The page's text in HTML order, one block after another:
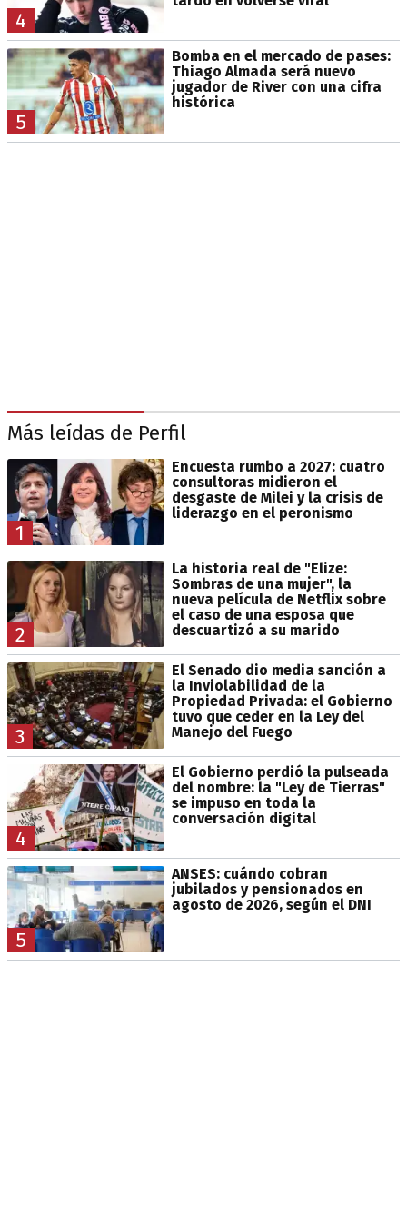
4
5
Bomba en el mercado de pases:
Thiago Almada será nuevo
jugador de River con una cifra
histórica
Más leídas de Perfil
1
Encuesta rumbo a 2027: cuatro
consultoras midieron el
desgaste de Milei y la crisis de
liderazgo en el peronismo
2
La historia real de "Elize:
Sombras de una mujer", la
nueva película de Netflix sobre
el caso de una esposa que
descuartizó a su marido
3
El Senado dio media sanción a
la Inviolabilidad de la
Propiedad Privada: el Gobierno
tuvo que ceder en la Ley del
Manejo del Fuego
4
El Gobierno perdió la pulseada
del nombre: la "Ley de Tierras"
se impuso en toda la
conversación digital
5
ANSES: cuándo cobran
jubilados y pensionados en
agosto de 2026, según el DNI